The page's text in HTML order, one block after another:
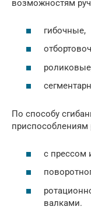
возможностям
гибочные,
По способу
с прессом
валками.